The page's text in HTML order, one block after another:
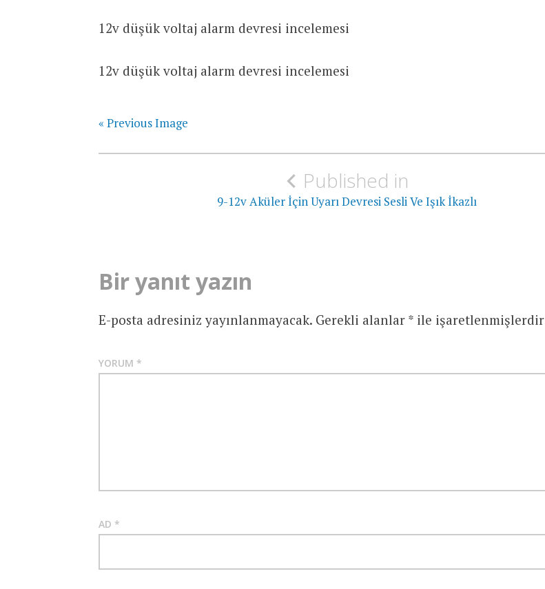
12v düşük voltaj alarm devresi incelemesi
12v düşük voltaj alarm devresi incelemesi
« Previous Image
Yazı
Published in
9-12v Aküler İçin Uyarı Devresi Sesli Ve Işık İkazlı
Bir yanıt yazın
E-posta adresiniz yayınlanmayacak. Gerekli alanlar *ile işaretlenmişlerdir
YORUM *
AD *